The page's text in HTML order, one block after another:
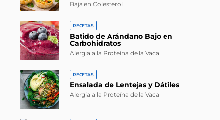
Baja en Colesterol
RECETAS
Batido de Arándano Bajo en
Carbohidratos
Alergia a la Proteína de la Vaca
RECETAS
Ensalada de Lentejas y Dátiles
Alergia a la Proteína de la Vaca